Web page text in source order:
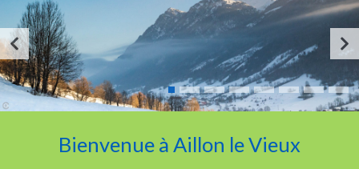
Bienvenue à Aillon le Vieux